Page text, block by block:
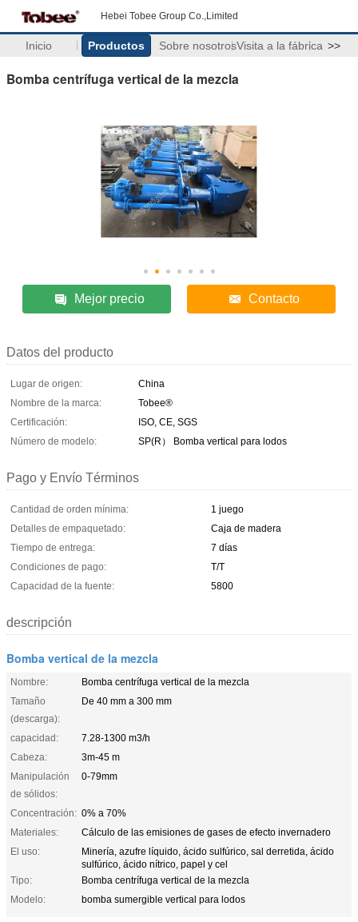
Hebei Tobee Group Co.,Limited
Inicio Productos Sobre nosotrosVisita a la fábrica >>
Bomba centrífuga vertical de la mezcla
Mejor precio Contacto
Datos del producto
Lugar de origen:
China
Nombre de la marca:
Tobee®
Certificación:
ISO, CE, SGS
Número de modelo:
SP(R） Bomba vertical para lodos
Pago y Envío Términos
Cantidad de orden mínima:
1 juego
Detalles de empaquetado:
Caja de madera
Tiempo de entrega:
7 días
Condiciones de pago:
T/T
Capacidad de la fuente:
5800
descripción
Bomba vertical de la mezcla
Nombre:
Bomba centrífuga vertical de la mezcla
Tamaño
(descarga):
De 40 mm a 300 mm
capacidad:
7.28-1300 m3/h
Cabeza:
3m-45 m
Manipulación
de sólidos:
0-79mm
Concentración: 0% a 70%
Materiales:
Cálculo de las emisiones de gases de efecto invernadero
El uso:
Minería, azufre líquido, ácido sulfúrico, sal derretida, ácido
sulfúrico, ácido nítrico, papel y cel
Tipo:
Bomba centrífuga vertical de la mezcla
Modelo:
bomba sumergible vertical para lodos